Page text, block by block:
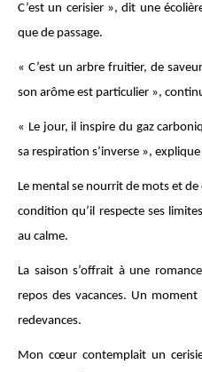
C’est un cerisier », dit une
que de passage.
« C’est un arbre fruitier, de
son arôme est particulier »,
« Le jour, il inspire du gaz
sa respiration s’inverse »,
Le mental se nourrit de mots et
condition qu’il respecte ses
au calme.
La saison s’offrait à une
repos des vacances. Un
redevances.
Mon cœur contemplait un